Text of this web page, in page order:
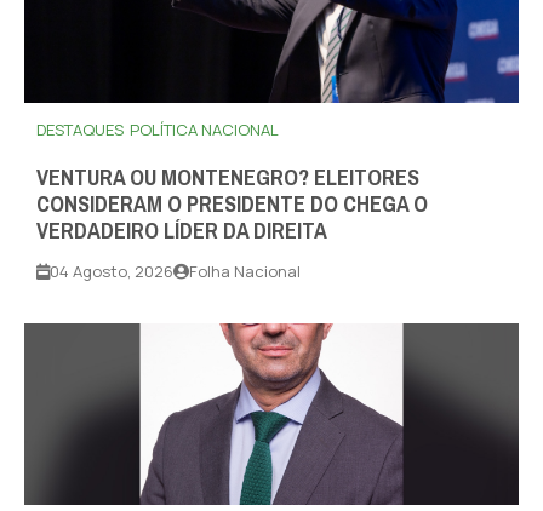
DESTAQUES POLÍTICA NACIONAL
VENTURA OU MONTENEGRO? ELEITORES
CONSIDERAM O PRESIDENTE DO CHEGA O
VERDADEIRO LÍDER DA DIREITA
04 Agosto, 2026 Folha Nacional